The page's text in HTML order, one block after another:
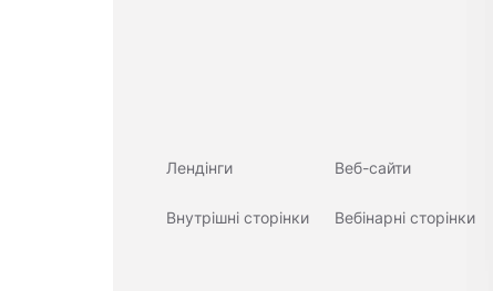
Лендінги Веб-сайти
Внутрішні сторінки Вебінарні сторінки